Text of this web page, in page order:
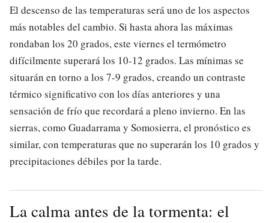
El descenso de las temperaturas será uno de los aspectos
más notables del cambio. Si hasta ahora las máximas
rondaban los 20 grados, este viernes el termómetro
difícilmente superará los 10-12 grados. Las mínimas se
situarán en torno a los 7-9 grados, creando un contraste
térmico significativo con los días anteriores y una
sensación de frío que recordará a pleno invierno. En las
sierras, como Guadarrama y Somosierra, el pronóstico es
similar, con temperaturas que no superarán los 10 grados y
precipitaciones débiles por la tarde.
La calma antes de la tormenta: el